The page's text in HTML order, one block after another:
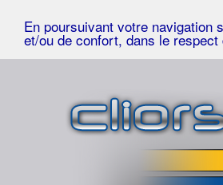
En poursuivant votre navigation
et/ou de confort, dans le